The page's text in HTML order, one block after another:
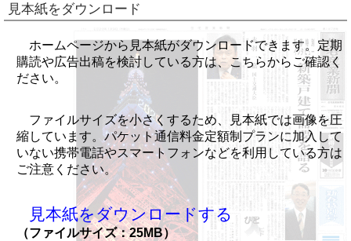
見本紙をダウンロード
ホームページから見本紙がダウンロードできます。定期
購読や広告出稿を検討している方は、こちらからご確認く
ださい。
ファイルサイズを小さくするため、見本紙では画像を圧
縮しています。パケット通信料金定額制プランに加入して
いない携帯電話やスマートフォンなどを利用している方は
ご注意ください。
見本紙をダウンロードする
（ファイルサイズ：25MB）